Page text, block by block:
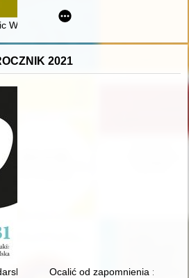
Wrocławia do 1945 r
2021
: lunety w literaturze i
Ocalić od zapomnienia :